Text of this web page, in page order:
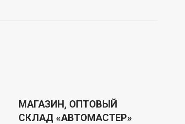
МАГАЗИН, ОПТОВЫЙ
СКЛАД «АВТОМАСТЕР»